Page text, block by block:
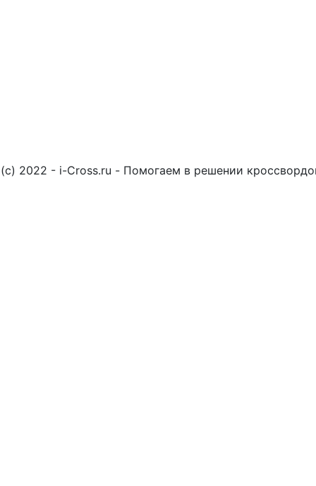
(c) 2022 - i-Cross.ru - Помогаем в решении